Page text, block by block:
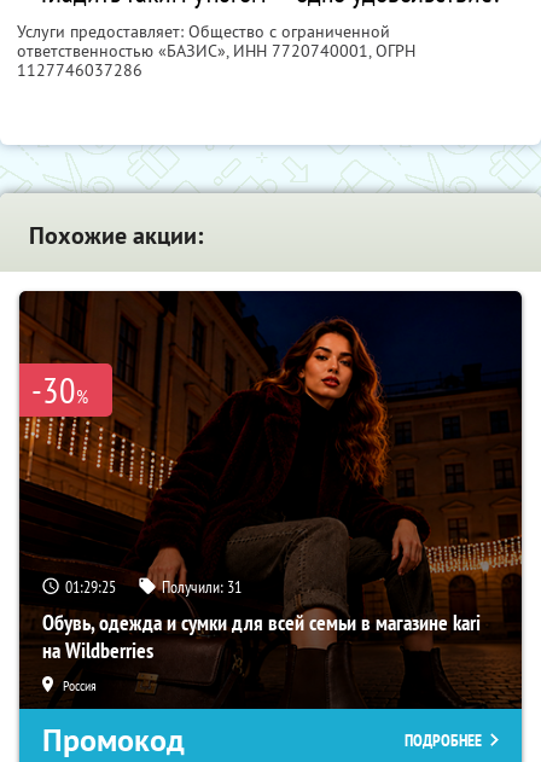
Услуги предоставляет: Общество с ограниченной
ответственностью «БАЗИС», ИНН 7720740001, ОГРН
1127746037286
Похожие акции:
-30%
01:29:24 Получили: 31
Обувь, одежда и сумки для всей семьи в магазине kari
на Wildberries
Россия
Промокод ПОДРОБНЕЕ